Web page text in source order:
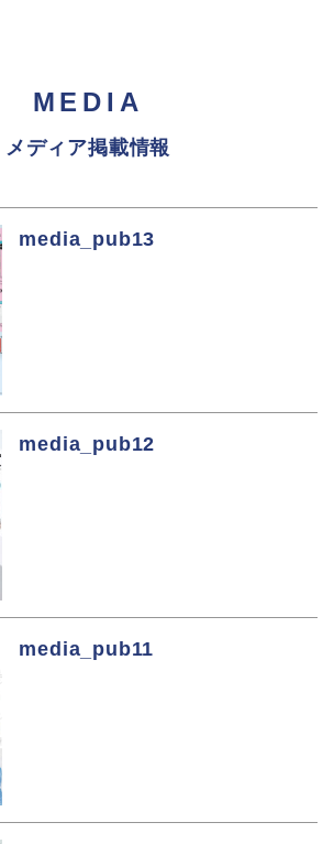
MEDIA
メディア掲載情報
media_pub13
media_pub12
media_pub11